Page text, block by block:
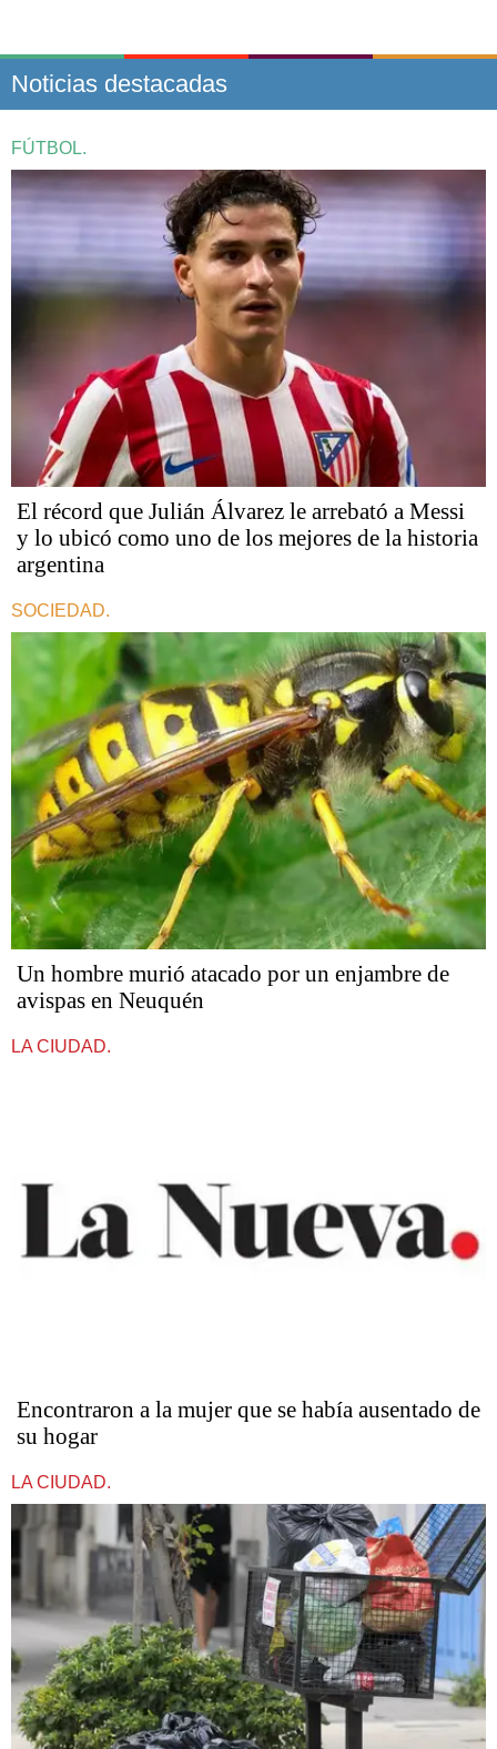
Noticias destacadas
FÚTBOL.
El récord que Julián Álvarez le arrebató a Messi
y lo ubicó como uno de los mejores de la historia
argentina
SOCIEDAD.
Un hombre murió atacado por un enjambre de
avispas en Neuquén
LA CIUDAD.
Encontraron a la mujer que se había ausentado de
su hogar
LA CIUDAD.